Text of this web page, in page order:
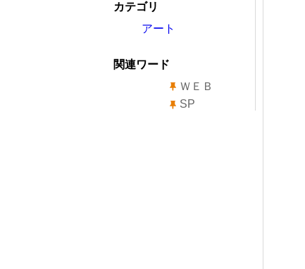
カテゴリ
アート
関連ワード
ＷＥＢ
SP